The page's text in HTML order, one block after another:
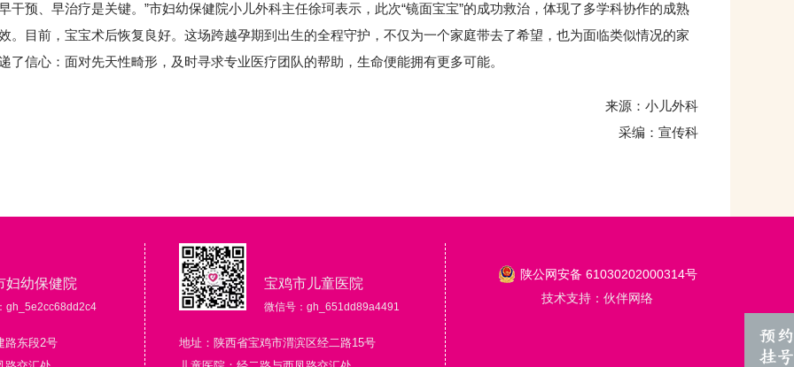
干预、早治疗是关键。”市妇幼保健院小儿外科主任徐珂表示，此次“镜面宝宝”的成功救治，体现了多学科协作的成熟
。目前，宝宝术后恢复良好。这场跨越孕期到出生的全程守护，不仅为一个家庭带去了希望，也为面临类似情况的家
了信心：面对先天性畸形，及时寻求专业医疗团队的帮助，生命便能拥有更多可能。
来源：小儿外科
采编：宣传科
妇幼保健院
gh_5e2cc68dd2c4
路东段2号
宝鸡市儿童医院
微信号：gh_651dd89a4491
地址：陕西省宝鸡市渭滨区经二路15号
陕公网安备 61030202000314号
技术支持：伙伴网络